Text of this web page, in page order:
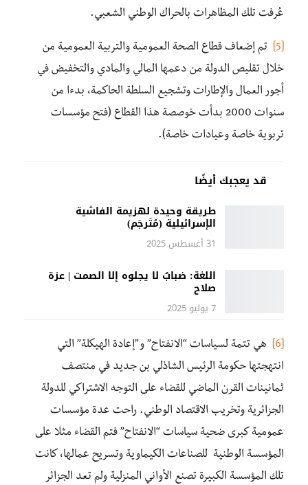
عُرفت تلك المظاهرات بالحراك الوطني الشعبي.
[5]
تم إضعاف قطاع الصحة العمومية والتربية العمومية من
خلال تقليص الدولة من دعمها المالي والمادي والتخفيض في
أجور العمال والإطارات وتشجيع السلطة الحاكمة، بدءا من
سنوات 2000 بدأت خوصصة هذا القطاع (فتح مؤسسات
تربوية خاصة وعيادات خاصة).
قد يعجبك أيضًا
طريقة وحيدة لهزيمة الفاشية
الإسرائيلية (مُتَرجَم)
31 أغسطس 2025
اللغة: ضبابٌ لا يجلوه إلا الصمت | عزة
صلاح
7 يوليو 2025
[6]
هي تتمة لسياسات “الانفتاح” و”إعادة الهيكلة” التي
انتهجتها حكومة الرئيس الشاذلي بن جديد في منتصف
ثمانينات القرن الماضي للقضاء على التوجه الاشتراكي للدولة
الجزائرية وتخريب الاقتصاد الوطني. راحت عدة مؤسسات
عمومية كبرى ضحية سياسات “الانفتاح” فتم القضاء مثلا على
المؤسسة الوطنية للصناعات الكيماوية وتسريح عمالها، كانت
تلك المؤسسة الكبيرة تصنع الأواني المنزلية ولم تعد الجزائر